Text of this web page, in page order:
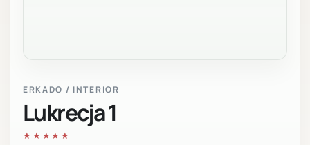
ERKADO / INTERIOR
Lukrecja 1
★★★★★